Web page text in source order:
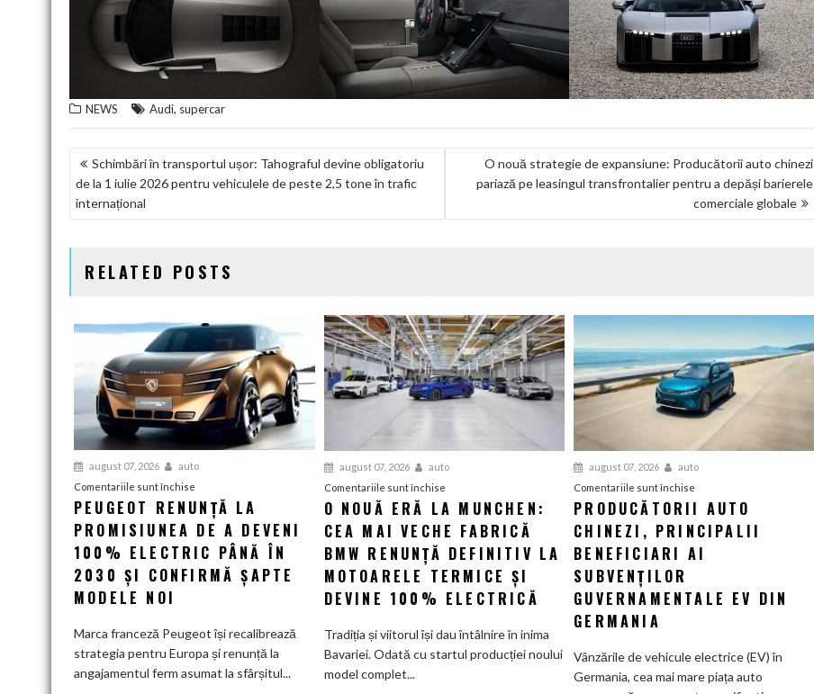
NEWS Audi, supercar
NAVIGARE
ÎN
ARTICOLE
Schimbări în transportul ușor: Tahograful devine obligatoriu
de la 1 iulie 2026 pentru vehiculele de peste 2,5 tone în trafic
internațional
O nouă strategie de expansiune: Producătorii auto chinezi
pariază pe leasingul transfrontalier pentru a depăși barierele
comerciale globale
RELATED POSTS
august 07, 2026
auto
Comentariile sunt închise
Peugeot
renunță
la
promisiunea
de
electric
PEUGEOT RENUNȚĂ LA
PROMISIUNEA DE A DEVENI
100% ELECTRIC PÂNĂ ÎN
2030 ȘI CONFIRMĂ ȘAPTE
MODELE NOI
Marca franceză Peugeot își recalibrează
strategia pentru Europa și renunță la
angajamentul ferm asumat la sfârșitul...
august 07, 2026
auto
Comentariile sunt închisepentru
O
nouă
eră
Munchen:
Cea
fabrică
O NOUĂ ERĂ LA MUNCHEN:
CEA MAI VECHE FABRICĂ
BMW RENUNȚĂ DEFINITIV LA
MOTOARELE TERMICE ȘI
DEVINE 100% ELECTRICĂ
Tradiția și viitorul își dau întâlnire în inima
Bavariei. Odată cu startul producției noului
model complet...
august 07, 2026
auto
Comentariile sunt închise
Producătorii
auto
chinezi,
ai
EV
din
PRODUCĂTORII AUTO
CHINEZI, PRINCIPALII
BENEFICIARI AI
SUBVENȚILOR
GUVERNAMENTALE EV DIN
GERMANIA
Vânzările de vehicule electrice (EV) în
Germania, cea mai mare piața auto